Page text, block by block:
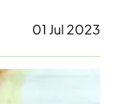
01 Jul 2023